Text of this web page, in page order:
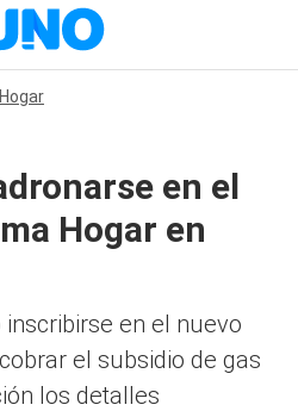
en el
Hogar en
en el nuevo
el subsidio de gas
los detalles